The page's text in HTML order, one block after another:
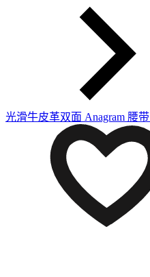
光滑牛皮革双面 Anagram 腰带